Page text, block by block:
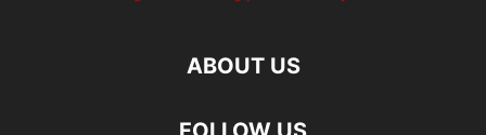
ABOUT US